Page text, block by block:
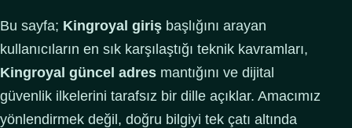
SSS
Bu sayfa; Kingroyal giriş başlığını arayan
kullanıcıların en sık karşılaştığı teknik kavramları,
Kingroyal güncel adres mantığını ve dijital
güvenlik ilkelerini tarafsız bir dille açıklar. Amacımız
yönlendirmek değil, doğru bilgiyi tek çatı altında